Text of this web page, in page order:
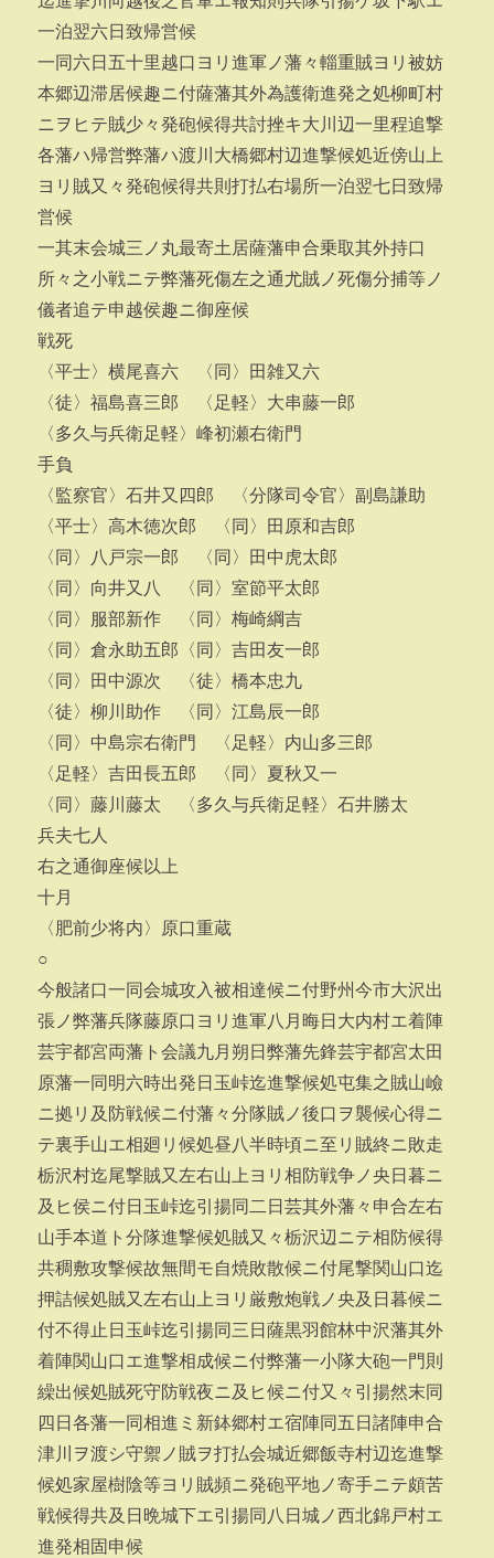
一泊翌六日致帰営候
一同六日五十里越口ヨリ進軍ノ藩々輜重賊ヨリ被妨
本郷辺滞居候趣ニ付薩藩其外為護衛進発之処柳町村
ニヲヒテ賊少々発砲候得共討挫キ大川辺一里程追撃
各藩ハ帰営弊藩ハ渡川大橋郷村辺進撃候処近傍山上
ヨリ賊又々発砲候得共則打払右場所一泊翌七日致帰
営候
一其末会城三ノ丸最寄土居薩藩申合乗取其外持口
所々之小戦ニテ弊藩死傷左之通尤賊ノ死傷分捕等ノ
儀者追テ申越侯趣ニ御座候
戦死
〈平士〉横尾喜六 〈同〉田雑又六
〈徒〉福島喜三郎 〈足軽〉大串藤一郎
〈多久与兵衛足軽〉峰初瀬右衛門
手負
〈監察官〉石井又四郎 〈分隊司令官〉副島謙助
〈平士〉高木徳次郎 〈同〉田原和吉郎
〈同〉八戸宗一郎 〈同〉田中虎太郎
〈同〉向井又八 〈同〉室節平太郎
〈同〉服部新作 〈同〉梅崎綱吉
〈同〉倉永助五郎〈同〉吉田友一郎
〈同〉田中源次 〈徒〉橋本忠九
〈徒〉柳川助作 〈同〉江島辰一郎
〈同〉中島宗右衛門 〈足軽〉内山多三郎
〈足軽〉吉田長五郎 〈同〉夏秋又一
〈同〉藤川藤太 〈多久与兵衛足軽〉石井勝太
兵夫七人
右之通御座候以上
十月
〈肥前少将内〉原口重蔵
○
今般諸口一同会城攻入被相達候ニ付野州今市大沢出
張ノ弊藩兵隊藤原口ヨリ進軍八月晦日大内村エ着陣
芸宇都宮両藩ト会議九月朔日弊藩先鋒芸宇都宮太田
原藩一同明六時出発日玉峠迄進撃候処屯集之賊山嶮
ニ拠リ及防戦候ニ付藩々分隊賊ノ後口ヲ襲候心得ニ
テ裏手山エ相廻リ候処昼八半時頃ニ至リ賊終ニ敗走
栃沢村迄尾撃賊又左右山上ヨリ相防戦争ノ央日暮ニ
及ヒ侯ニ付日玉峠迄引揚同二日芸其外藩々申合左右
山手本道ト分隊進撃候処賊又々栃沢辺ニテ相防候得
共稠敷攻撃候故無間モ自焼敗散候ニ付尾撃関山口迄
押詰候処賊又左右山上ヨリ厳敷炮戦ノ央及日暮候ニ
付不得止日玉峠迄引揚同三日薩黒羽館林中沢藩其外
着陣関山口エ進撃相成候ニ付弊藩一小隊大砲一門則
繰出候処賊死守防戦夜ニ及ヒ候ニ付又々引揚然末同
四日各藩一同相進ミ新鉢郷村エ宿陣同五日諸陣申合
津川ヲ渡シ守禦ノ賊ヲ打払会城近郷飯寺村辺迄進撃
候処家屋樹陰等ヨリ賊頻ニ発砲平地ノ寄手ニテ頗苦
戦候得共及日晩城下エ引揚同八日城ノ西北錦戸村エ
進発相固申候